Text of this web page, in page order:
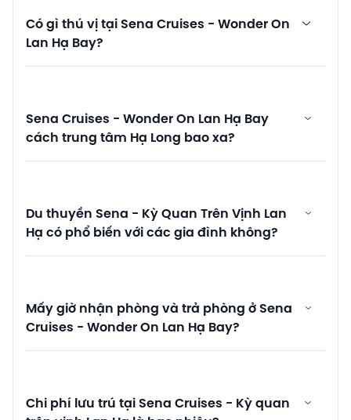
Có gì thú vị tại Sena Cruises - Wonder On
Lan Hạ Bay?
Sena Cruises - Wonder On Lan Hạ Bay
cách trung tâm Hạ Long bao xa?
Du thuyền Sena - Kỳ Quan Trên Vịnh Lan
Hạ có phổ biến với các gia đình không?
Mấy giờ nhận phòng và trả phòng ở Sena
Cruises - Wonder On Lan Hạ Bay?
Chi phí lưu trú tại Sena Cruises - Kỳ quan